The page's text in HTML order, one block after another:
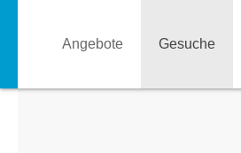
Angebote Gesuche